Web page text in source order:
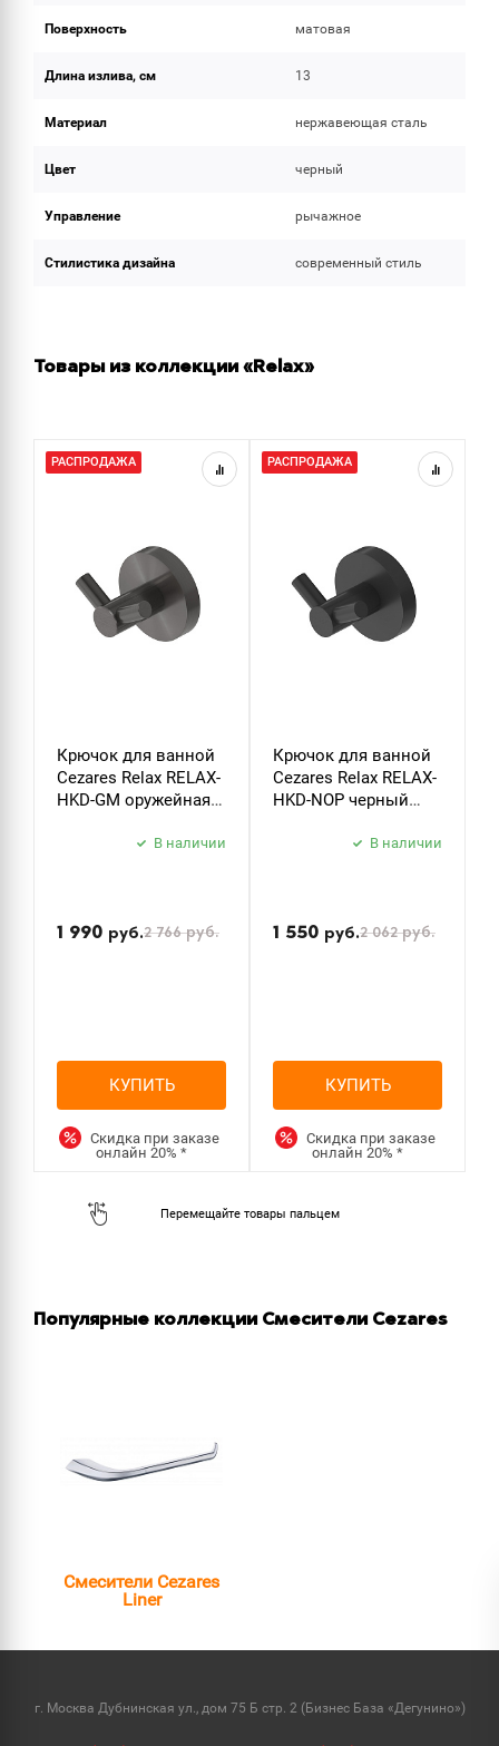
Поверхность матовая
Длина излива, см 13
Материал нержавеющая сталь
Цвет черный
Управление рычажное
Стилистика дизайна современный стиль
Товары из коллекции «Relax»
РАСПРОДАЖА
Крючок для ванной
Cezares Relax RELAX-
HKD-GM оружейная
В наличии
1 990 руб.2 766руб.
КУПИТЬ
Скидка при заказе
онлайн20%*
РАСПРОДАЖА
Крючок для ванной
Cezares Relax RELAX-
HKD-NOP черный
В наличии
1 550 руб.2 062руб.
КУПИТЬ
Скидка при заказе
онлайн20%*
Популярные коллекции Смесители Cezares
Смесители Cezares
Liner
г. Москва Дубнинская ул., дом 75 Б стр. 2 (Бизнес База «Дегунино»)